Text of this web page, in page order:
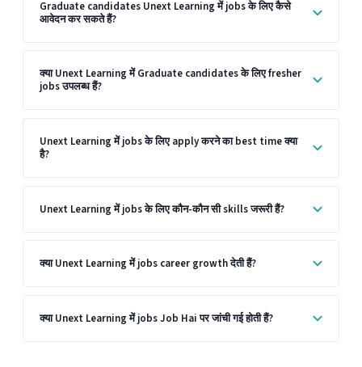
Graduate candidates Unext Learning में jobs के लिए कैसे
आवेदन कर सकते हैं?
क्या Unext Learning में Graduate candidates के लिए fresher
jobs उपलब्ध हैं?
Unext Learning में jobs के लिए apply करने का best time क्या
है?
Unext Learning में jobs के लिए कौन-कौन सी skills जरूरी हैं?
क्या Unext Learning में jobs career growth देती हैं?
क्या Unext Learning में jobs Job Hai पर जांची गई होती हैं?